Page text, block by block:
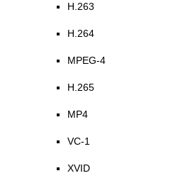
H.263
H.264
MPEG-4
H.265
MP4
VC-1
XVID